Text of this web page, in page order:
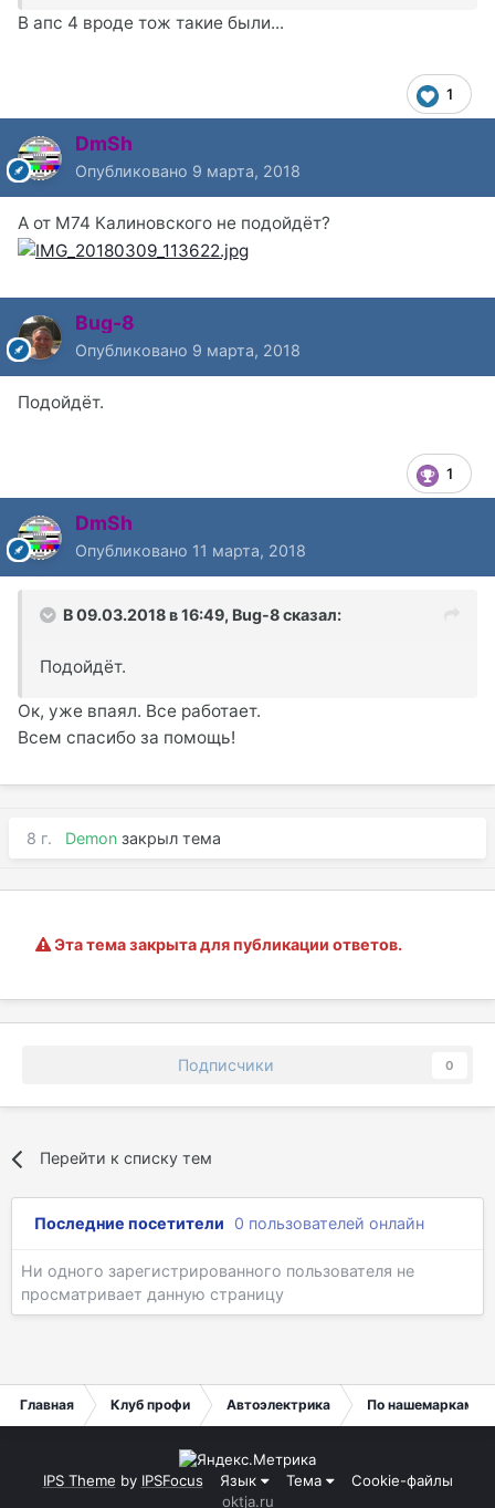
В апс 4 вроде тож такие были...
1
DmSh
Опубликовано 9 марта, 2018
А от М74 Калиновского не подойдёт?
Bug-8
Опубликовано 9 марта, 2018
Подойдёт.
1
DmSh
Опубликовано 11 марта, 2018
В 09.03.2018 в 16:49, Bug-8сказал:
Подойдёт.
Ок, уже впаял. Все работает.
Всем спасибо за помощь!
8 г. Demon закрыл тема
Эта тема закрыта для публикации ответов.
Подписчики 0
Перейти к списку тем
Последние посетители 0 пользователей онлайн
Ни одного зарегистрированного пользователя не
просматривает данную страницу
Главная Клуб профи Автоэлектрика По нашемаркам.
IPS Theme by IPSFocus Язык Тема
Cookie-файлы
oktja.ru